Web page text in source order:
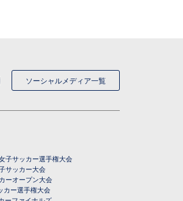
ソーシャルメディア一覧
子サッカー選手権大会
サッカー大会
ーオープン大会
カー選手権大会